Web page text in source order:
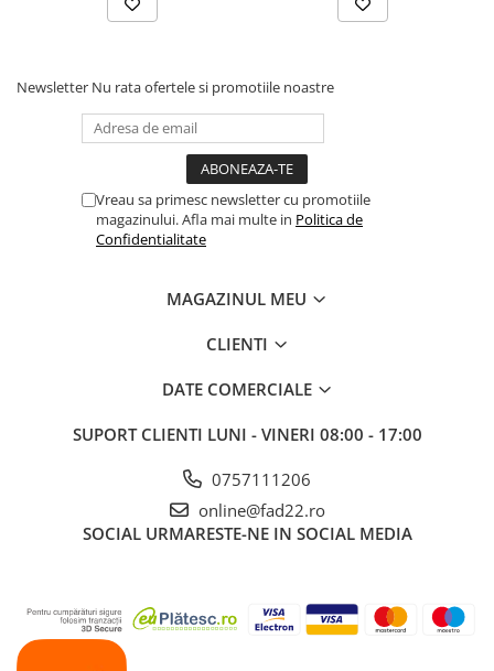
Newsletter Nu rata ofertele si promotiile noastre
Vreau sa primesc newsletter cu promotiile
magazinului. Afla mai multe in Politica de
Confidentialitate
MAGAZINUL MEU
CLIENTI
DATE COMERCIALE
SUPORT CLIENTI LUNI - VINERI 08:00 - 17:00
0757111206
online@fad22.ro
SOCIAL URMARESTE-NE IN SOCIAL MEDIA